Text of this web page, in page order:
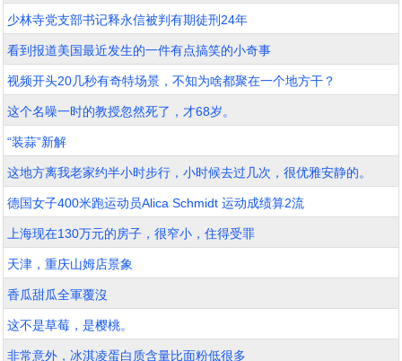
少林寺党支部书记释永信被判有期徒刑24年
看到报道美国最近发生的一件有点搞笑的小奇事
视频开头20几秒有奇特场景，不知为啥都聚在一个地方干？
这个名噪一时的教授忽然死了，才68岁。
“装蒜”新解
这地方离我老家约半小时步行，小时候去过几次，很优雅安静的。
德国女子400米跑运动员Alica Schmidt 运动成绩算2流
上海现在130万元的房子，很窄小，住得受罪
天津，重庆山姆店景象
香瓜甜瓜全軍覆沒
这不是草莓，是樱桃。
非常意外，冰淇凌蛋白质含量比面粉低很多